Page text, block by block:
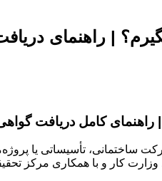
| راهنمای
کامل دریافت گواهی
ساختمانی، تأسیساتی یا
وزارت کار و با همکاری مرکز